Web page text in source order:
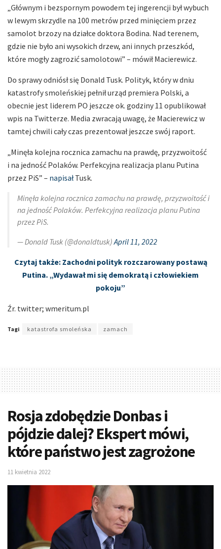
„Głównym i bezspornym powodem tej ingerencji był wybuch
w lewym skrzydle na 100 metrów przed minięciem przez
samolot brzozy na działce doktora Bodina. Nad terenem,
gdzie nie było ani wysokich drzew, ani innych przeszkód,
które mogły zagrozić samolotowi” – mówił Macierewicz.
Do sprawy odniósł się Donald Tusk. Polityk, który w dniu
katastrofy smoleńskiej pełnił urząd premiera Polski, a
obecnie jest liderem PO jeszcze ok. godziny 11 opublikował
wpis na Twitterze. Media zwracają uwagę, że Macierewicz w
tamtej chwili cały czas prezentował jeszcze swój raport.
„Minęła kolejna rocznica zamachu na prawdę, przyzwoitość
i na jedność Polaków. Perfekcyjna realizacja planu Putina
przez PiS” – napisałTusk.
Minęła kolejna rocznica zamachu na prawdę, przyzwoitość i
na jedność Polaków. Perfekcyjna realizacja planu Putina
przez PiS.
— Donald Tusk (@donaldtusk)April 11, 2022
Czytaj także: Zachodni polityk rozczarowany postawą
Putina. „Wydawał mi się demokratą i człowiekiem
pokoju”
Źr. twitter; wmeritum.pl
Tagi katastrofa smoleńska zamach
Rosja zdobędzie Donbas i
pójdzie dalej? Ekspert mówi,
które państwo jest zagrożone
11 kwietnia 2022